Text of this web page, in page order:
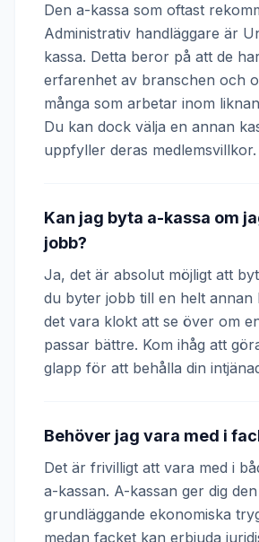
Den a-kassa som oftast
Administrativ handläggare är
kassa. Detta beror på att de
erfarenhet av branschen och
många som arbetar inom
Du kan dock välja en annan
uppfyller deras medlemsvillkor.
Kan jag byta a-kassa om
jobb?
Ja, det är absolut möjligt att
du byter jobb till en helt annan
det vara klokt att se över om
passar bättre. Kom ihåg att
glapp för att behålla din
Behöver jag vara med i
Det är frivilligt att vara med i
a-kassan. A-kassan ger dig den
grundläggande ekonomiska
medan facket kan erbjuda